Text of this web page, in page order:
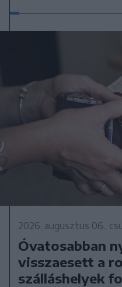
2026. augusztus 06.,
Óvatosabban
visszaesett a
szálláshelyek